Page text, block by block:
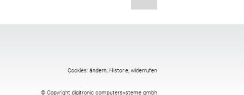
Cookies: ändern, Historie, widerrufen
© Copyright digitronic computersysteme gmbh